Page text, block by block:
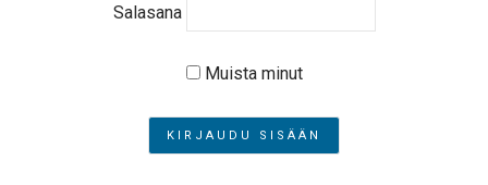
Salasana
Muista minut